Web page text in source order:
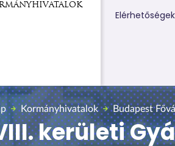
Elérhetőségek
Kormányhivatalok Budapest
kerületi